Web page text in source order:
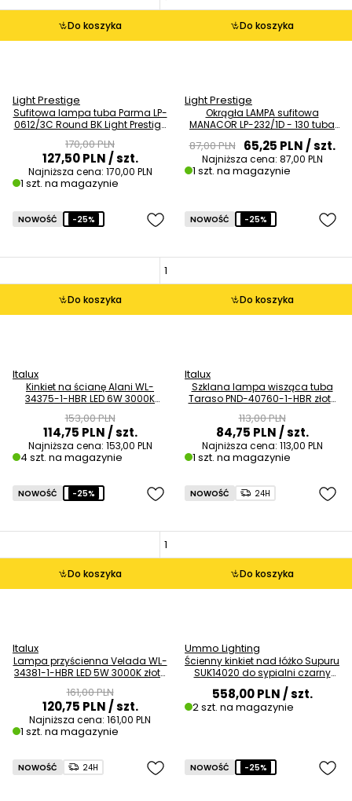
Do koszyka
Light Prestige
Sufitowa lampa tuba Parma LP-
0612/3C Round BK Light Prestige
OUTLET
170,00 PLN
127,50 PLN/ szt.
Najniższa cena: 170,00 PLN
1 szt. na magazynie
Do koszyka
Light Prestige
Okrągła LAMPA sufitowa
MANACOR LP-232/1D - 130 tuba
do jadalni metalowa biała
OUTLET
87,00 PLN 65,25 PLN/ szt.
Najniższa cena: 87,00 PLN
1 szt. na magazynie
Do koszyka
NOWOŚĆ -25%
Italux
Kinkiet na ścianę Alani WL-
34375-1-HBR LED 6W 3000K
153,00 PLN
114,75 PLN/ szt.
Najniższa cena: 153,00 PLN
4 szt. na magazynie
Do koszyka
NOWOŚĆ -25%
Italux
Szklana lampa wisząca tuba
Taraso PND-40760-1-HBR złoty
113,00 PLN
84,75 PLN/ szt.
Najniższa cena: 113,00 PLN
1 szt. na magazynie
Do koszyka
NOWOŚĆ -25%
Italux
Lampa przyścienna Velada WL-
34381-1-HBR LED 5W 3000K złoty
161,00 PLN
120,75 PLN/ szt.
Najniższa cena: 161,00 PLN
1 szt. na magazynie
Do koszyka
NOWOŚĆ 24H
Ummo Lighting
Ścienny kinkiet nad łóżko Supuru
SUK14020 do sypialni czarny
bordowy OUTLET
558,00 PLN/ szt.
2 szt. na magazynie
NOWOŚĆ 24H NOWOŚĆ -25%